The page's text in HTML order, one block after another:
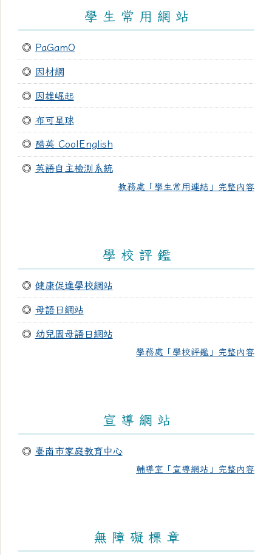
學 生 常 用 網 站
◎ PaGamO
◎ 因材網
◎ 因雄崛起
◎ 布可星球
◎ 酷英 CoolEnglish
◎ 英語自主檢測系統
教務處「學生常用連結」完整內容
學 校 評 鑑
◎ 健康促進學校網站
◎ 母語日網站
◎ 幼兒園母語日網站
學務處「學校評鑑」完整內容
宣 導 網 站
◎ 臺南市家庭教育中心
輔導室「宣導網站」完整內容
無 障 礙 標 章